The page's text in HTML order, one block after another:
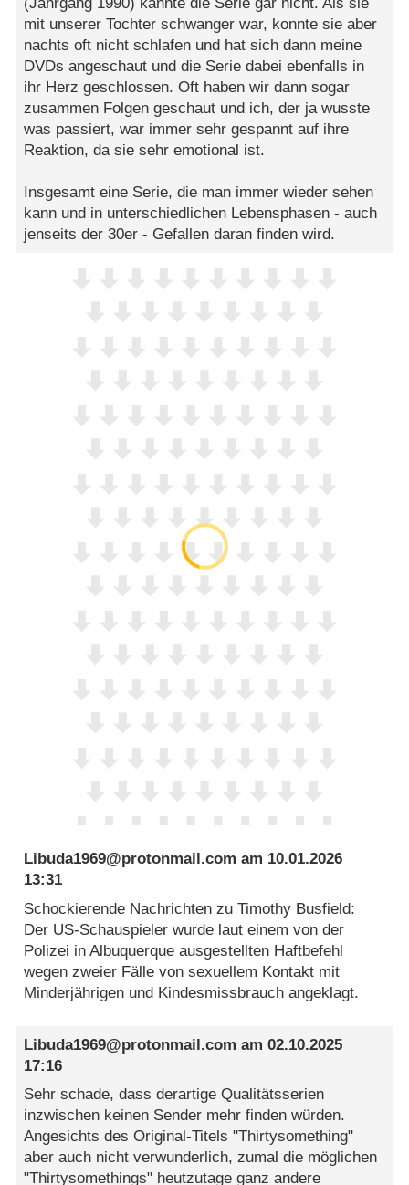
mit unserer Tochter schwanger war, konnte sie aber
nachts oft nicht schlafen und hat sich dann meine
DVDs angeschaut und die Serie dabei ebenfalls in
ihr Herz geschlossen. Oft haben wir dann sogar
zusammen Folgen geschaut und ich, der ja wusste
was passiert, war immer sehr gespannt auf ihre
Reaktion, da sie sehr emotional ist.
Insgesamt eine Serie, die man immer wieder sehen
kann und in unterschiedlichen Lebensphasen - auch
jenseits der 30er - Gefallen daran finden wird.
Libuda1969@protonmail.com am 10.01.2026
13:31
Schockierende Nachrichten zu Timothy Busfield:
Der US-Schauspieler wurde laut einem von der
Polizei in Albuquerque ausgestellten Haftbefehl
wegen zweier Fälle von sexuellem Kontakt mit
Minderjährigen und Kindesmissbrauch angeklagt.
Libuda1969@protonmail.com am02.10.2025
17:16
Sehr schade, dass derartige Qualitätsserien
inzwischen keinen Sender mehr finden würden.
Angesichts des Original-Titels "Thirtysomething"
aber auch nicht verwunderlich, zumal die möglichen
"Thirtysomethings" heutzutage ganz andere